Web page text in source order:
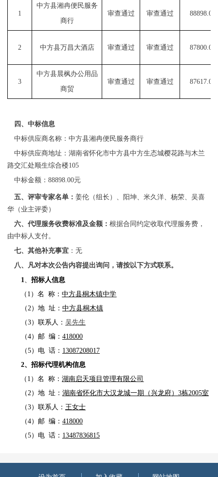
1
中方县湘冉便民服务
商行
审查通过 审查通过 88898.00
2 中方县万昌大酒店 审查通过 审查通过 87800.00
3
中方县晨枫办公用品
商贸
审查通过 审查通过 87617.04
四 、中标信息
中标供应商名称：中方县湘冉便民服务商行
中标供应商地址： 湖南省怀化市中方县中方生态城樱花路与木兰
路交汇处顺生综合楼105
中标金额： 88898.00元
五、评审专家名单 ：姜伦 （组长 ）、 阳坤、米久洋、杨荣、吴喜
华（业主评委）
六、代理服务收费标准及金额：根据合同约定收取代理服务费 ，
由中标人支付。
七、其他补充事宜 ：无
八、凡对本次公告内容提出询问，请按以下方式联系。
1、 招标人信息
（ 1）名 称：中方县桐木镇中学
（2）地 址： 中方县桐木镇
（3）联系人： 吴先生
（4）邮 编： 418000
（5）电 话： 13087208017
2、 招标代理机构信息
（ 1）名 称：湖南启天项目管理有限公司
（2）地 址： 湖南省怀化市大汉龙城一期（兴龙府） 3栋2005室
（3）联系人： 王女士
（4）邮 编： 418000
（5）电 话： 13487836815